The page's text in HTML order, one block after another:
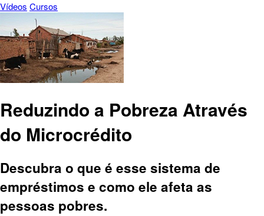
Vídeos Cursos
Reduzindo a Pobreza Através
do Microcrédito
Descubra o que é esse sistema de
empréstimos e como ele afeta as
pessoas pobres.